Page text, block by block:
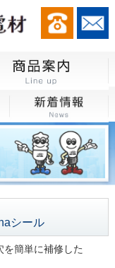
シール
を簡単に補修した